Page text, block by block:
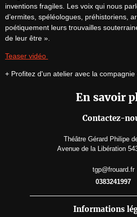
inventions fragiles. Les voix qui nous
d’ermites, spéléologues, préhistoriens,
poétiquement leurs trouvailles
de leur être ».
Teaser vidéo
+ Profitez d'un atelier avec la compagnie
En savoir
Contactez-
Théâtre Gérard Philipe
Avenue de la Libération
tgp@frouard.fr
0383241997
Informations